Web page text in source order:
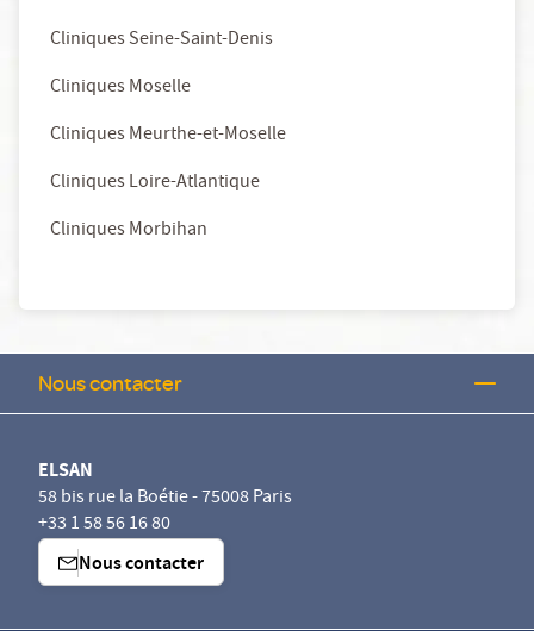
Cliniques Seine-Saint-Denis
Cliniques Moselle
Cliniques Meurthe-et-Moselle
Cliniques Loire-Atlantique
Cliniques Morbihan
Nous contacter
ELSAN
58 bis rue la Boétie - 75008 Paris
+33 1 58 56 16 80
Nous contacter